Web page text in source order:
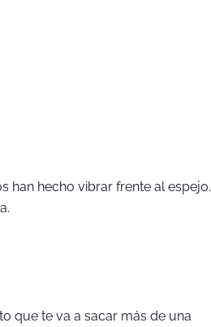
han hecho vibrar frente al espejo.
que te va a sacar más de una